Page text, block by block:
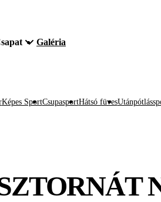
Galéria
Képes SportCsupasportHátsó füves